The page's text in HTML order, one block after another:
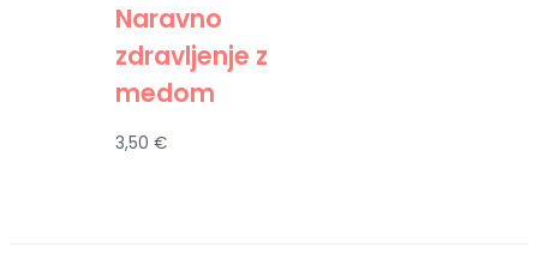
Naravno
zdravljenje z
medom
3,50€